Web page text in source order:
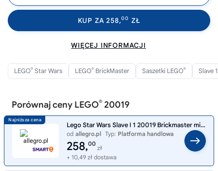
KUP ZA 258,00 ZŁ
WIĘCEJ INFORMACJI
LEGO® Star Wars LEGO® BrickMaster Saszetki LEGO® Slave
Porównaj ceny LEGO® 20019
Lego Star Wars Slave I 1 20019 Brickmaster mini Boba Fett polybag MISB 2011
od allegro.pl Typ: Platforma handlowa
258,00
zł
+ 10,49 zł dostawa